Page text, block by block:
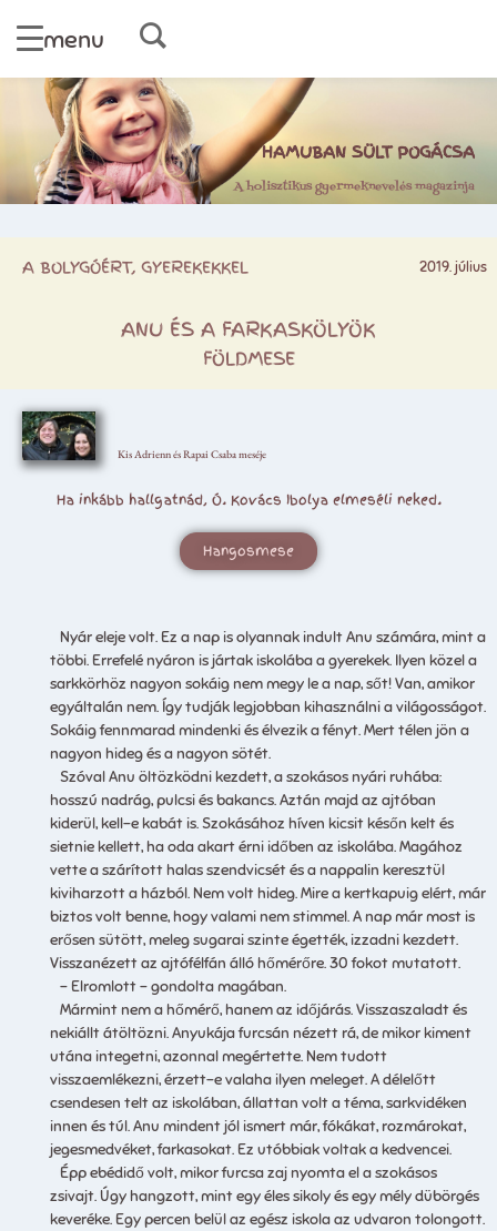
menu
HAMUBAN SÜLT POGÁCSA
A holisztikus gyermeknevelés magazinja
A BOLYGÓÉRT, GYEREKEKKEL 2019. július
ANU ÉS A FARKASKÖLYÖK
FÖLDMESE
Kis Adrienn és Rapai Csaba meséje
Ha inkább hallgatnád, Ó. Kovács Ibolya elmeséli neked.
Hangosmese
Nyár eleje volt. Ez a nap is olyannak indult Anu számára, mint a
többi. Errefelé nyáron is jártak iskolába a gyerekek. Ilyen közel a
sarkkörhöz nagyon sokáig nem megy le a nap, sőt! Van, amikor
egyáltalán nem. Így tudják legjobban kihasználni a világosságot.
Sokáig fennmarad mindenki és élvezik a fényt. Mert télen jön a
nagyon hideg és a nagyon sötét.
Szóval Anu öltözködni kezdett, a szokásos nyári ruhába:
hosszú nadrág, pulcsi és bakancs. Aztán majd az ajtóban
kiderül, kell-e kabát is. Szokásához híven kicsit későn kelt és
sietnie kellett, ha oda akart érni időben az iskolába. Magához
vette a szárított halas szendvicsét és a nappalin keresztül
kiviharzott a házból. Nem volt hideg. Mire a kertkapuig elért, már
biztos volt benne, hogy valami nem stimmel. A nap már most is
erősen sütött, meleg sugarai szinte égették, izzadni kezdett.
Visszanézett az ajtófélfán álló hőmérőre. 30 fokot mutatott.
– Elromlott – gondolta magában.
Mármint nem a hőmérő, hanem az időjárás. Visszaszaladt és
nekiállt átöltözni. Anyukája furcsán nézett rá, de mikor kiment
utána integetni, azonnal megértette. Nem tudott
visszaemlékezni, érzett-e valaha ilyen meleget. A délelőtt
csendesen telt az iskolában, állattan volt a téma, sarkvidéken
innen és túl. Anu mindent jól ismert már, fókákat, rozmárokat,
jegesmedvéket, farkasokat. Ez utóbbiak voltak a kedvencei.
Épp ebédidő volt, mikor furcsa zaj nyomta el a szokásos
zsivajt. Úgy hangzott, mint egy éles sikoly és egy mély dübörgés
keveréke. Egy percen belül az egész iskola az udvaron tolongott.